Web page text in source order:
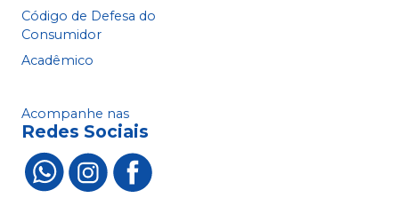
Código de Defesa do
Consumidor
Acadêmico
Acompanhe nas
Redes Sociais